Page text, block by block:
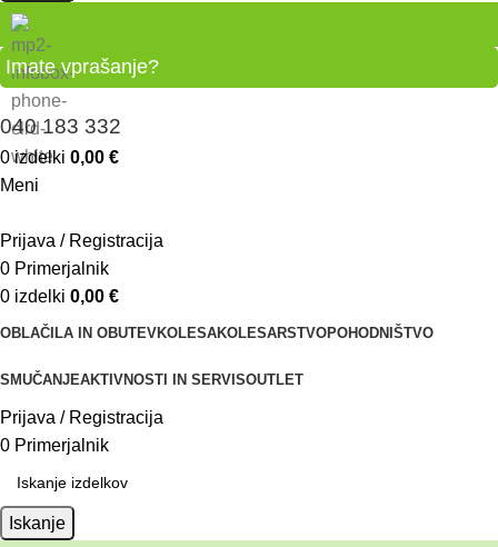
Imate vprašanje?
040 183 332
0izdelki 0,00 €
Meni
Prijava / Registracija
0 Primerjalnik
0 izdelki 0,00 €
OBLAČILA IN OBUTEVKOLESAKOLESARSTVOPOHODNIŠTVO
SMUČANJEAKTIVNOSTI IN SERVISOUTLET
Prijava / Registracija
0 Primerjalnik
Iskanje